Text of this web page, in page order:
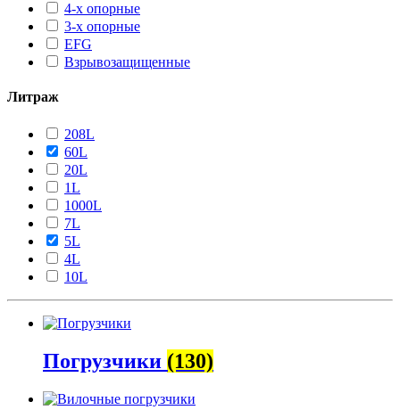
4-х опорные
3-х опорные
EFG
Взрывозащищенные
Литраж
208L
60L
20L
1L
1000L
7L
5L
4L
10L
Погрузчики (130)